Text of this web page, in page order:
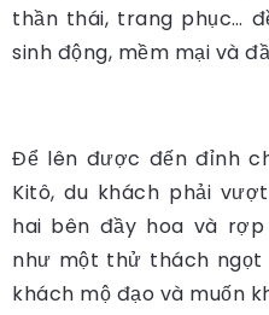
thần thái, trang phục…
sinh động, mềm mại và
Để lên được đến đỉnh
Kitô, du khách phải
hai bên đầy hoa và
như một thử thách ngọt
khách mộ đạo và muốn